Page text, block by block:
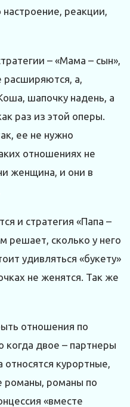
реакции,
– «Мама – сын»,
а,
шапочку надень, а
раз из этой оперы.
ее не нужно
отношениях не
женщина, и они в
и стратегия «Папа –
решает, сколько у него
удивляться «букету»
не женятся. Так же
отношения по
когда двое – партнеры
курортные,
романы, романы по
«вместе